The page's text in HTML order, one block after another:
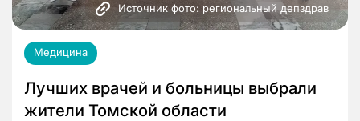
Источник фото: региональный депздрав
Медицина
Лучших врачей и больницы выбрали
жители Томской области